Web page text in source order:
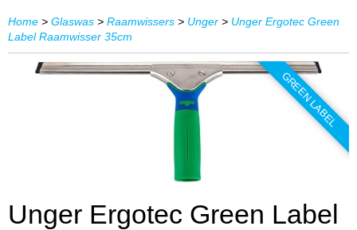
Home > Glaswas > Raamwissers > Unger > Unger Ergotec Green
Label Raamwisser 35cm
GREEN LABEL
Unger Ergotec Green Label